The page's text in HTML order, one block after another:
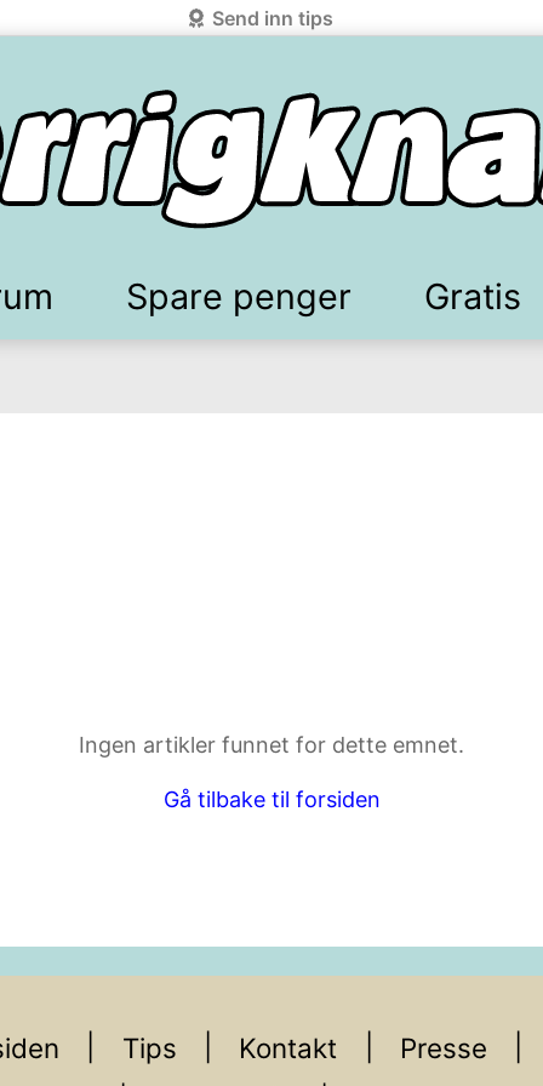
Send inn tips
Spare penger Gratis
i neste steg.
Ingen artikler funnet for dette emnet.
Gå tilbake til forsiden
Tips Kontakt Presse